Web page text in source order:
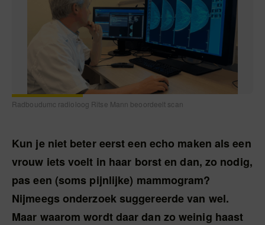
Radboudumc radioloog Ritse Mann beoordeelt scan
Kun je niet beter eerst een echo maken als een
vrouw iets voelt in haar borst en dan, zo nodig,
pas een (soms pijnlijke) mammogram?
Nijmeegs onderzoek suggereerde van wel.
Maar waarom wordt daar dan zo weinig haast